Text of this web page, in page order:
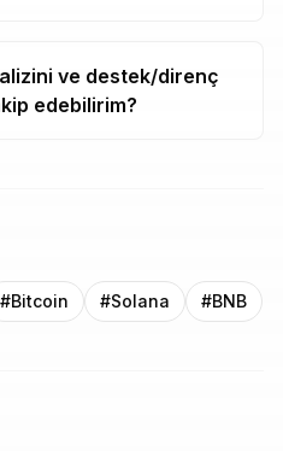
ve destek/direnç
edebilirim?
#Bitcoin #Solana #BNB